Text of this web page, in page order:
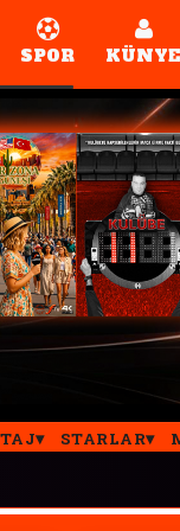
SPOR KÜNYE
STARLAR